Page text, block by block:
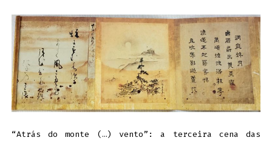
“Atrás do monte (…) vento”: a terceira cena das